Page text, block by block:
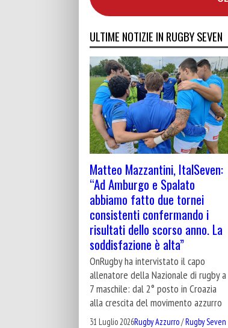
ULTIME NOTIZIE IN RUGBY SEVEN
Matteo Mazzantini, ItalSeven:
“Ad Amburgo e Spalato
abbiamo fatto due tornei
consistenti confermando i
risultati dello scorso anno. La
soddisfazione è alta”
OnRugby ha intervistato il capo
allenatore della Nazionale di rugby a
7 maschile: dal 2° posto in Croazia
alla crescita del movimento azzurro
31 Luglio 2026Rugby Azzurro/Rugby Seven